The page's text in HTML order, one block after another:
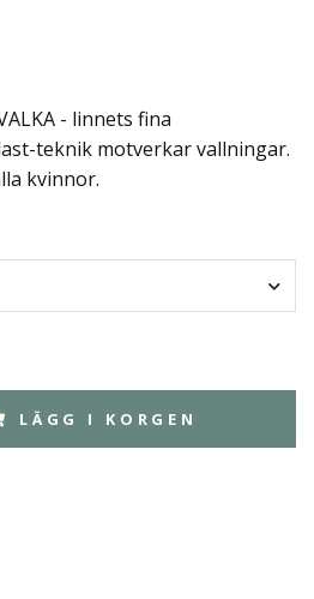
- linnets fina
teknik motverkar vallningar.
kvinnor.
LÄGG I KORGEN